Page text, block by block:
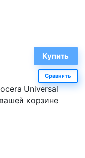
Сравнить
Universal
корзине